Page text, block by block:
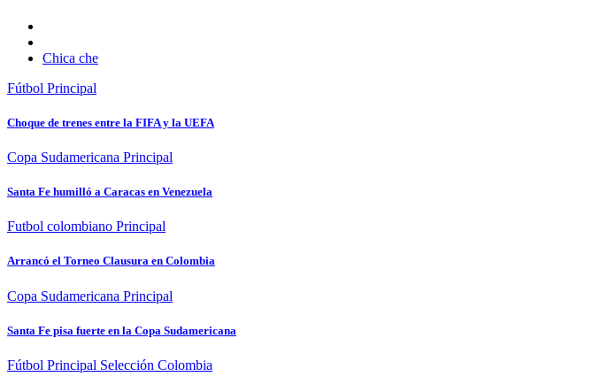
Chica che
Fútbol Principal
Choque de trenes entre la FIFA y la UEFA
Copa Sudamericana Principal
Santa Fe humilló a Caracas en Venezuela
Futbol colombiano Principal
Arrancó el Torneo Clausura en Colombia
Copa Sudamericana Principal
Santa Fe pisa fuerte en la Copa Sudamericana
Fútbol Principal Selección Colombia